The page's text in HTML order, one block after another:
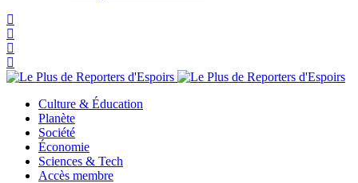
Culture & Éducation
Planète
Société
Économie
Sciences & Tech
Accès membre